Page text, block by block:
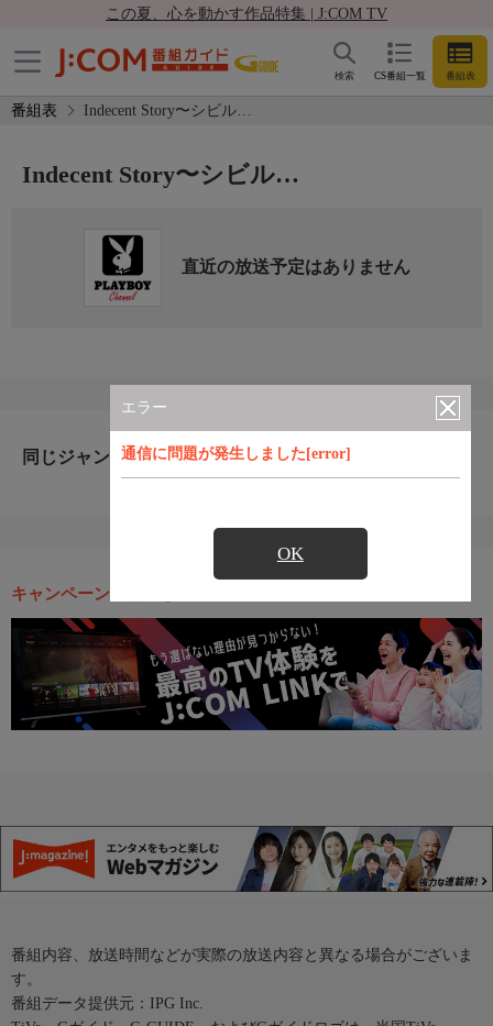
この夏、心を動かす作品特集 | J:COM TV
CS番組一覧 番組表
検索
番組表 Indecent Story〜シビル…
エラー
通信に問題が発生しました[error]
OK
Indecent Story〜シビル…
直近の放送予定はありません
同じジャンルのおすすめ番組
キャンペーン・お得な情報
番組内容、放送時間などが実際の放送内容と異なる場合がございま
す。
番組データ提供元：IPG Inc.